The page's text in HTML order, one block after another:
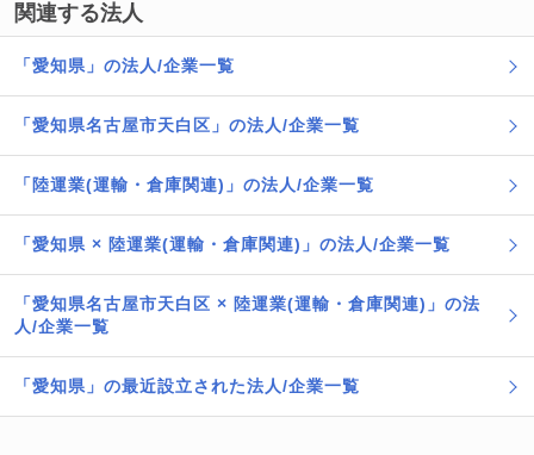
関連する法人
「愛知県」の法人/企業一覧
「愛知県名古屋市天白区」の法人/企業一覧
「陸運業(運輸・倉庫関連)」の法人/企業一覧
「愛知県 × 陸運業(運輸・倉庫関連)」の法人/企業一覧
「愛知県名古屋市天白区 × 陸運業(運輸・倉庫関連)」の法
人/企業一覧
「愛知県」の最近設立された法人/企業一覧